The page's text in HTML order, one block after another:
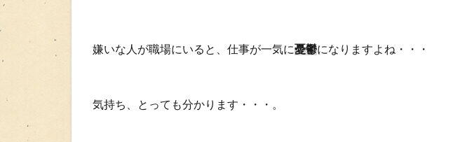
嫌いな人が職場にいると、仕事が一気に憂鬱になりますよね・・・
気持ち、とっても分かります・・・。